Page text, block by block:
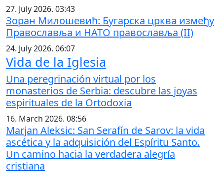
27. July 2026. 03:43
Зоран Милошевић: Бугарска црква између
Православља и НАТО православља (II)
24. July 2026. 06:07
Vida de la Iglesia
Una peregrinación virtual por los
monasterios de Serbia: descubre las joyas
espirituales de la Ortodoxia
16. March 2026. 08:56
Marjan Aleksic: San Serafín de Sarov: la vida
ascética y la adquisición del Espíritu Santo.
Un camino hacia la verdadera alegría
cristiana